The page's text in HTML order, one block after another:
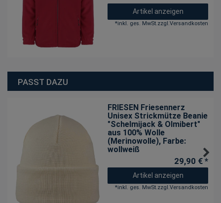
Artikel anzeigen
*inkl. ges. MwSt.zzgl.Versandkosten
PASST DAZU
FRIESEN Friesennerz
Unisex Strickmütze Beanie
"Schelmijack & Olmibert"
aus 100% Wolle
(Merinowolle), Farbe:
wollweiß
29,90 € *
Artikel anzeigen
*inkl. ges. MwSt.zzgl.Versandkosten